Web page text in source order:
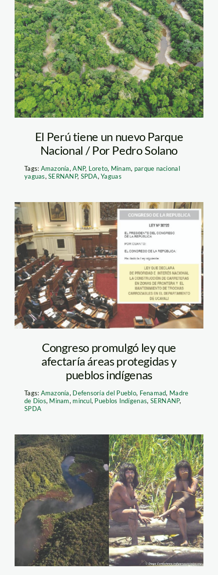
Yaguas, belleza y
biodiversidad
El Perú tiene un nuevo Parque
Nacional / Por Pedro Solano
Tags: Amazonía,ANP, Loreto, Minam, parque nacional
yaguas,SERNANP, SPDA,Yaguas
Imprimir
Congreso promulgó ley que
afectaría áreas protegidas y
pueblos indígenas
Tags: Amazonía, Defensoría del Pueblo, Fenamad, Madre
de Dios, Minam, mincul, Pueblos Indígenas, SERNANP,
SPDA
pueblos-indigenas